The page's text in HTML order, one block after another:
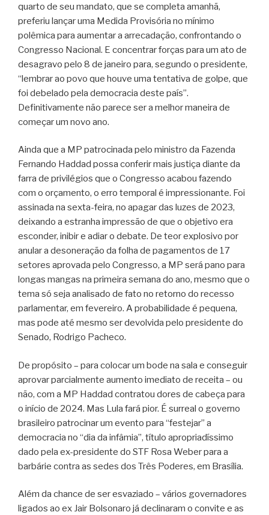
quarto de seu mandato, que se completa amanhã,
preferiu lançar uma Medida Provisória no mínimo
polêmica para aumentar a arrecadação, confrontando o
Congresso Nacional. E concentrar forças para um ato de
desagravo pelo 8 de janeiro para, segundo o presidente,
“lembrar ao povo que houve uma tentativa de golpe, que
foi debelado pela democracia deste país”.
Definitivamente não parece ser a melhor maneira de
começar um novo ano.
Ainda que a MP patrocinada pelo ministro da Fazenda
Fernando Haddad possa conferir mais justiça diante da
farra de privilégios que o Congresso acabou fazendo
com o orçamento, o erro temporal é impressionante. Foi
assinada na sexta-feira, no apagar das luzes de 2023,
deixando a estranha impressão de que o objetivo era
esconder, inibir e adiar o debate. De teor explosivo por
anular a desoneração da folha de pagamentos de 17
setores aprovada pelo Congresso, a MP será pano para
longas mangas na primeira semana do ano, mesmo que o
tema só seja analisado de fato no retorno do recesso
parlamentar, em fevereiro. A probabilidade é pequena,
mas pode até mesmo ser devolvida pelo presidente do
Senado, Rodrigo Pacheco.
De propósito – para colocar um bode na sala e conseguir
aprovar parcialmente aumento imediato de receita – ou
não, com a MP Haddad contratou dores de cabeça para
o início de 2024. Mas Lula fará pior. É surreal o governo
brasileiro patrocinar um evento para “festejar” a
democracia no “dia da infâmia”, título apropriadíssimo
dado pela ex-presidente do STF Rosa Weber para a
barbárie contra as sedes dos Três Poderes, em Brasília.
Além da chance de ser esvaziado – vários governadores
ligados ao ex Jair Bolsonaro já declinaram o convite e as